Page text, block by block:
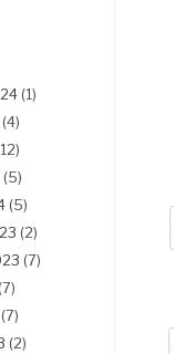
(1)
(4)
(5)
(5)
(2)
(7)
(7)
(7)
(2)